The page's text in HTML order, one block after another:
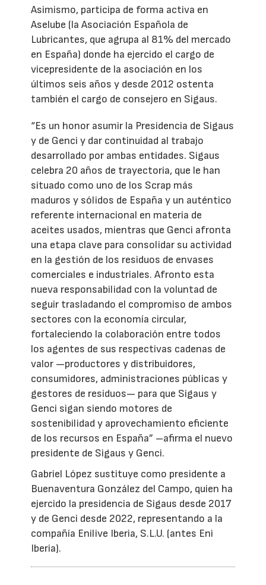
Asimismo, participa de forma activa en
Aselube (la Asociación Española de
Lubricantes, que agrupa al 81% del mercado
en España) donde ha ejercido el cargo de
vicepresidente de la asociación en los
últimos seis años y desde 2012 ostenta
también el cargo de consejero en Sigaus.
“Es un honor asumir la Presidencia de Sigaus
y de Genci y dar continuidad al trabajo
desarrollado por ambas entidades. Sigaus
celebra 20 años de trayectoria, que le han
situado como uno de los Scrap más
maduros y sólidos de España y un auténtico
referente internacional en materia de
aceites usados, mientras que Genci afronta
una etapa clave para consolidar su actividad
en la gestión de los residuos de envases
comerciales e industriales. Afronto esta
nueva responsabilidad con la voluntad de
seguir trasladando el compromiso de ambos
sectores con la economía circular,
fortaleciendo la colaboración entre todos
los agentes de sus respectivas cadenas de
valor —productores y distribuidores,
consumidores, administraciones públicas y
gestores de residuos— para que Sigaus y
Genci sigan siendo motores de
sostenibilidad y aprovechamiento eficiente
de los recursos en España” –afirma el nuevo
presidente de Sigaus y Genci.
Gabriel López sustituye como presidente a
Buenaventura González del Campo, quien ha
ejercido la presidencia de Sigaus desde 2017
y de Genci desde 2022, representando a la
compañía Enilive Iberia, S.L.U. (antes Eni
Iberia).